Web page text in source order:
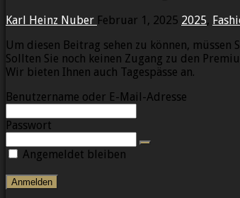
Karl Heinz Nuber Februar 1, 2025 2025,
Um diesen Beitrag sehen zu können, müssen
Sollten Sie noch keinen Zugang zu den
Wir bieten Ihnen auch Tagespässe an.
Benutzername oder E-Mail-Adresse
Passwort
Angemeldet bleiben